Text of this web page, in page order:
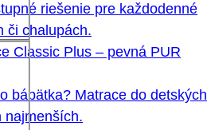
riešenie pre každodenné
či chalupách.
Classic Plus – pevná PUR
bábätka? Matrace do detských
najmenších.